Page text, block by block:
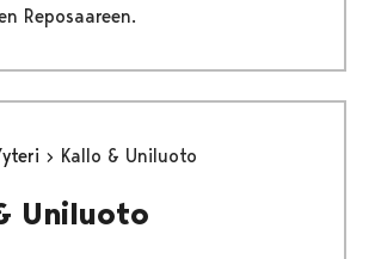
Reposaareen.
Kallo & Uniluoto
Uniluoto